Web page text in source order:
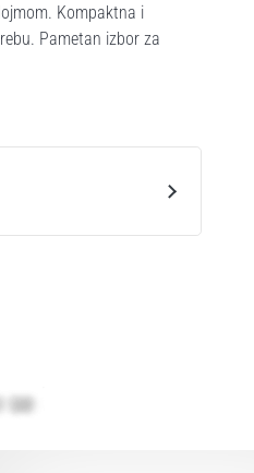
Kompaktna i
Pametan izbor za